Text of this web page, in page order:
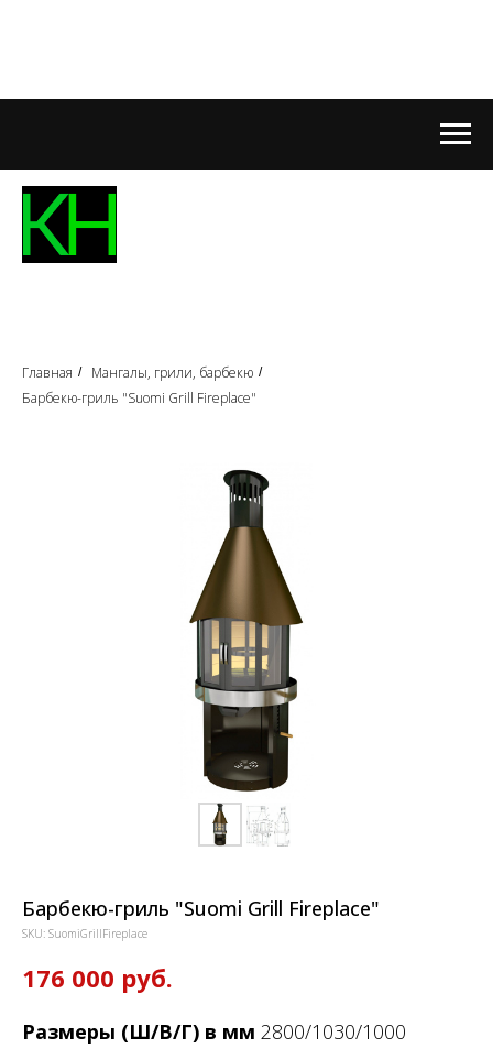
Главная / Мангалы, грили, барбекю /
Барбекю-гриль "Suomi Grill Fireplace"
Барбекю-гриль "Suomi Grill Fireplace"
SKU: SuomiGrillFireplace
176 000 руб.
Размеры (Ш/В/Г) в мм 2800/1030/1000